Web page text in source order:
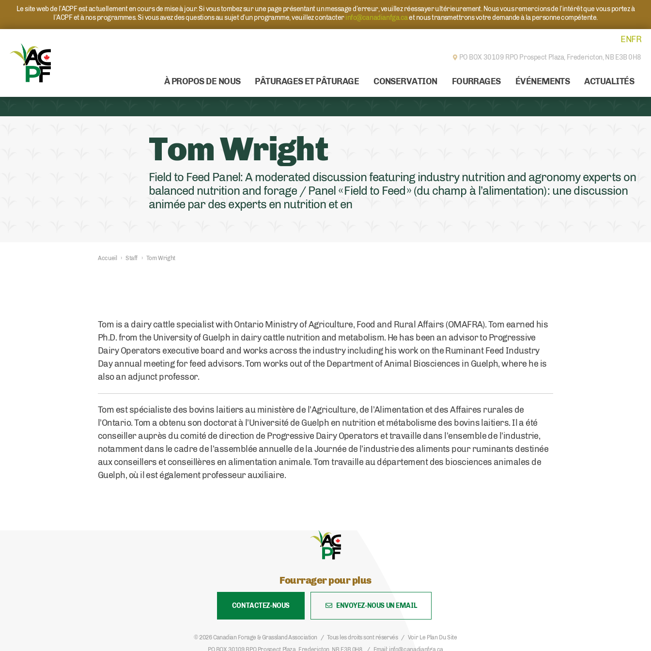
Le site web de l’ACPF est actuellement en cours de mise à jour. Si vous tombez sur une page présentant un message d’erreur, veuillez réessayer ultérieurement. Nous vous remercions de l’intérêt que vous portez à
l’ACPF et à nos programmes. Si vous avez des questions au sujet d’un programme, veuillez contacterinfo@canadianfga.caet nous transmettrons votre demande à la personne compétente.
ENFR
PO BOX 30109 RPO Prospect Plaza, Fredericton, NB E3B 0H8
À PROPOS DE NOUS PÂTURAGES ET PÂTURAGE CONSERVATION FOURRAGES ÉVÉNEMENTS ACTUALITÉS
Tom Wright
Field to Feed Panel: A moderated discussion featuring industry nutrition and agronomy experts on
balanced nutrition and forage / Panel « Field to Feed » (du champ à l’alimentation) : une discussion
animée par des experts en nutrition et en
Accueil › Staff › Tom Wright
Tom is a dairy cattle specialist with Ontario Ministry of Agriculture, Food and Rural Affairs (OMAFRA). Tom earned his
Ph.D. from the University of Guelph in dairy cattle nutrition and metabolism. He has been an advisor to Progressive
Dairy Operators executive board and works across the industry including his work on the Ruminant Feed Industry
Day annual meeting for feed advisors. Tom works out of the Department of Animal Biosciences in Guelph, where he is
also an adjunct professor.
Tom est spécialiste des bovins laitiers au ministère de l’Agriculture, de l’Alimentation et des Affaires rurales de
l’Ontario. Tom a obtenu son doctorat à l’Université de Guelph en nutrition et métabolisme des bovins laitiers. Il a été
conseiller auprès du comité de direction de Progressive Dairy Operators et travaille dans l’ensemble de l’industrie,
notamment dans le cadre de l’assemblée annuelle de la Journée de l’industrie des aliments pour ruminants destinée
aux conseillers et conseillères en alimentation animale. Tom travaille au département des biosciences animales de
Guelph, où il est également professeur auxiliaire.
Fourrager pour plus
CONTACTEZ-NOUS ENVOYEZ-NOUS UN EMAIL
© 2026 Canadian Forage & Grassland Association Tous les droits sont réservés
Voir Le Plan Du Site
PO BOX 30109 RPO Prospect Plaza, Fredericton, NB E3B 0H8
Email info@canadianfga.ca